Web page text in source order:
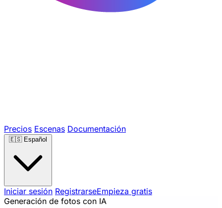
Precios Escenas Documentación
🇪🇸 Español
Iniciar sesión RegistrarseEmpieza gratis
Generación de fotos con IA